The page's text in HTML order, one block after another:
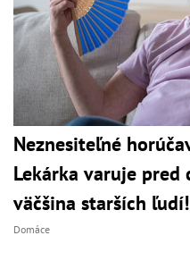
Neznesiteľné
Lekárka varuje
väčšina starších ľudí!
Domáce